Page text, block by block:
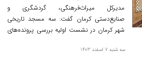
مدیرکل میراث‌فرهنگی، گردشگری و
صنایع‌دستی کرمان گفت: سه مسجد تاریخی
شهر کرمان در نشست اولیه بررسی پرونده‌های
جهانی، امتیازات لازم را کسب کردند و برای ثبت
سه شنبه 7 اسفند 1403